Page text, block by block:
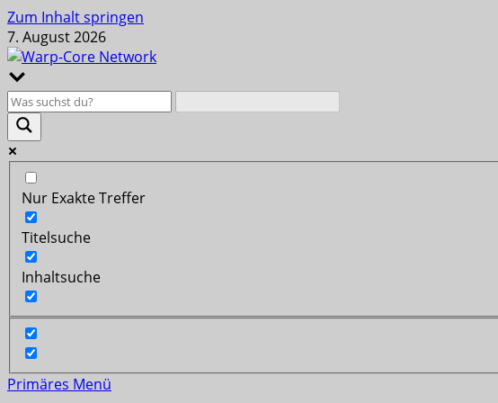
Zum Inhalt springen
7. August 2026
Nur Exakte Treffer
Titelsuche
Inhaltsuche
Primäres Menü